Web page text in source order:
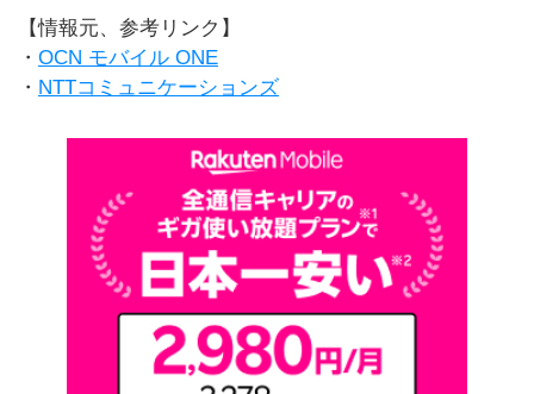
【情報元、参考リンク】
・ OCN モバイル ONE
・ NTTコミュニケーションズ